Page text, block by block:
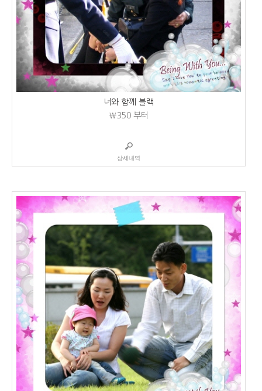
너와 함께 블랙
₩350부터
상세내역